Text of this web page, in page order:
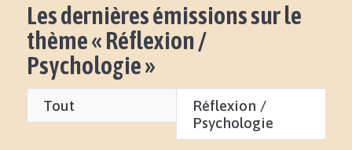
Les dernières émissions sur le
thème « Réflexion /
Psychologie »
Tout
Réflexion /
Psychologie